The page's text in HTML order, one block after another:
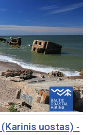
uostas) -